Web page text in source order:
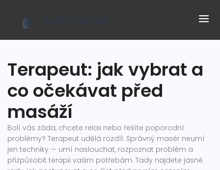
Terapeut: jak vybrat a
co očekávat před
masáží
Bolí vás záda, chcete relax nebo řešíte poporodní
problémy? Terapeut udělá rozdíl. Správný masér neumí
jen techniky — umí naslouchat, rozpoznat problém a
přizpůsobit terapii vašim potřebám. Tady najdete jasné